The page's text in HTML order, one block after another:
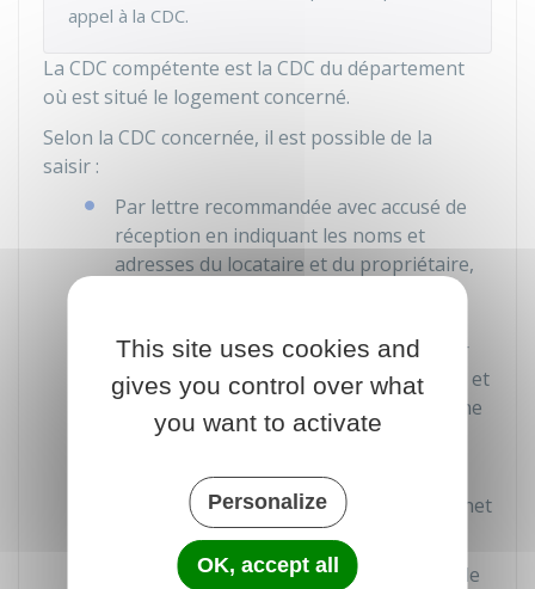
appel à la CDC.
La CDC compétente est la CDC du département
où est situé le logement concerné.
Selon la CDC concernée, il est possible de la
saisir :
Par lettre recommandée avec accusé de
réception en indiquant les noms et
adresses du locataire et du propriétaire,
documents utiles pour étayer le dossier
(état des lieux, mails, courriers, plans...), et
les éléments de référence s'il s'agit d'une
augmentation de loyer sous-évalué
Par courrier, à l'aide d'un formulaire à
imprimer, et disponible sur le site internet
de la CDC
À l'aide du formulaire en ligne disponible
This site uses cookies and
gives you control over what
you want to activate
Personalize
OK, accept all